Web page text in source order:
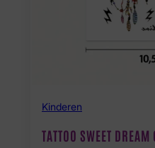
Kinderen
TATTOO SWEET DREAM